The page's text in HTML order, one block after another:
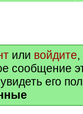
или войдите
сообщение
его